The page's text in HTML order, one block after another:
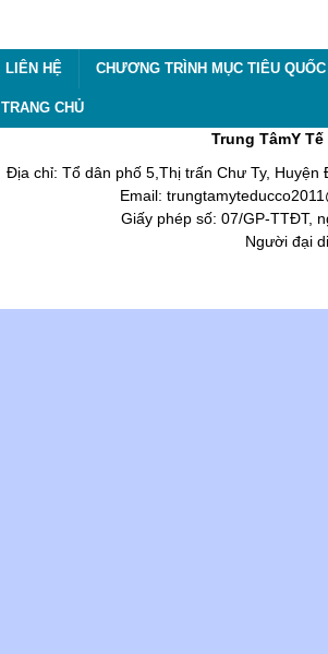
LIÊN HỆ CHƯƠNG TRÌNH MỤC TIÊU
TRANG CHỦ
Trung TâmY
Địa chỉ: Tổ dân phố 5,Thị trấn Chư Ty,
Email:
Giấy phép số: 07/GP-TTĐT,
Người đại